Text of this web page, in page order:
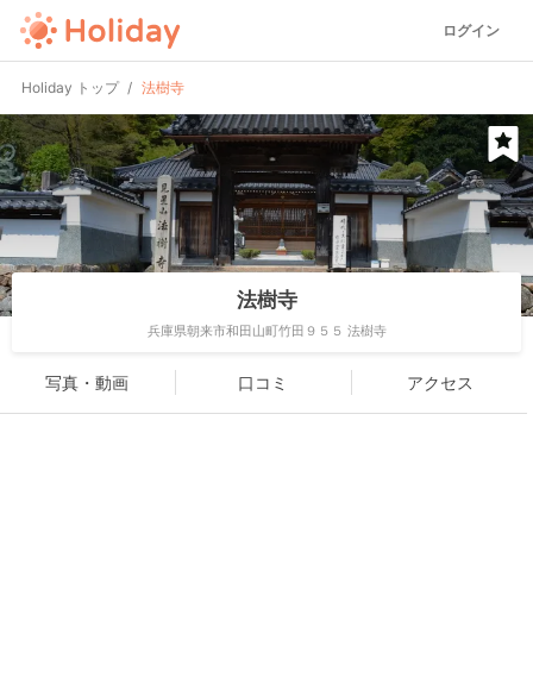
ログイン
Holiday トップ 法樹寺
法樹寺
兵庫県朝来市和田山町竹田９５５ 法樹寺
写真・動画 口コミ アクセス